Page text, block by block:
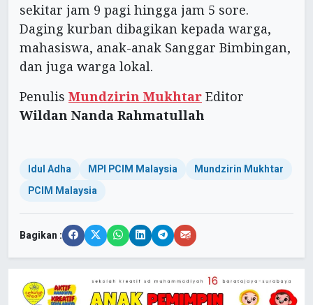
sekitar jam 9 pagi hingga jam 5 sore.
Daging kurban dibagikan kepada warga,
mahasiswa, anak-anak Sanggar Bimbingan,
dan juga warga lokal.
Penulis Mundzirin Mukhtar Editor
Wildan Nanda Rahmatullah
Idul Adha MPI PCIM Malaysia
Mundzirin Mukhtar
PCIM Malaysia
Bagikan :